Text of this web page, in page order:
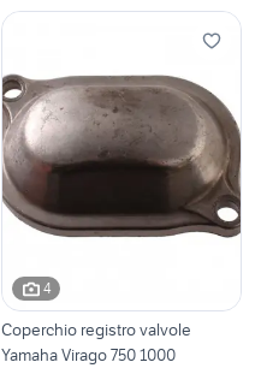
4
Coperchio registro valvole
Yamaha Virago 750 1000